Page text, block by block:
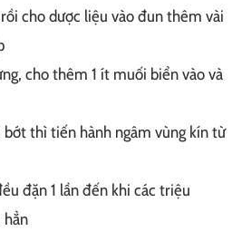
cho dược liệu vào đun thêm vài
cho thêm 1 ít muối biển vào và
thì tiến hành ngâm vùng kín từ
đặn 1 lần đến khi các triệu
hẳn